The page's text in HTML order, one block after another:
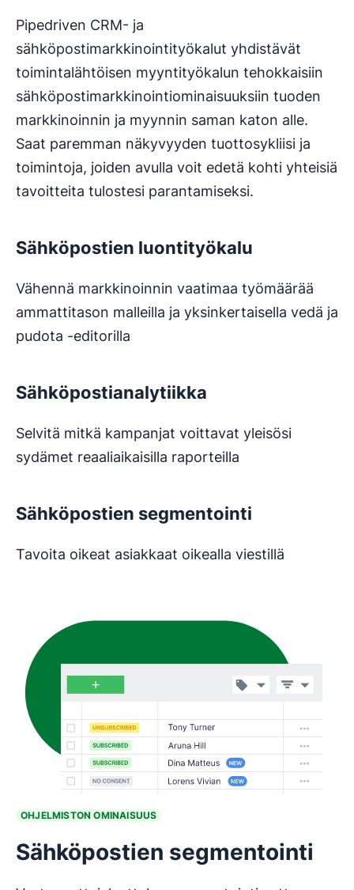
Pipedriven CRM- ja
sähköpostimarkkinointityökalut yhdistävät
toimintalähtöisen myyntityökalun tehokkaisiin
sähköpostimarkkinointiominaisuuksiin tuoden
markkinoinnin ja myynnin saman katon alle.
Saat paremman näkyvyyden tuottosykliisi ja
toimintoja, joiden avulla voit edetä kohti yhteisiä
tavoitteita tulostesi parantamiseksi.
Sähköpostien luontityökalu
Vähennä markkinoinnin vaatimaa työmäärää
ammattitason malleilla ja yksinkertaisella vedä ja
pudota -editorilla
Sähköpostianalytiikka
Selvitä mitkä kampanjat voittavat yleisösi
sydämet reaaliaikaisilla raporteilla
Sähköpostien segmentointi
Tavoita oikeat asiakkaat oikealla viestillä
OHJELMISTON OMINAISUUS
Sähköpostien segmentointi